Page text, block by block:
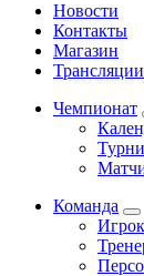
Новости
Контакты
Магазин
Трансляции
Чемпионат
Команда